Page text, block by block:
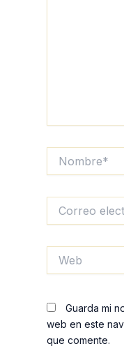
electrónico*
Guarda mi
web en este
que comente.